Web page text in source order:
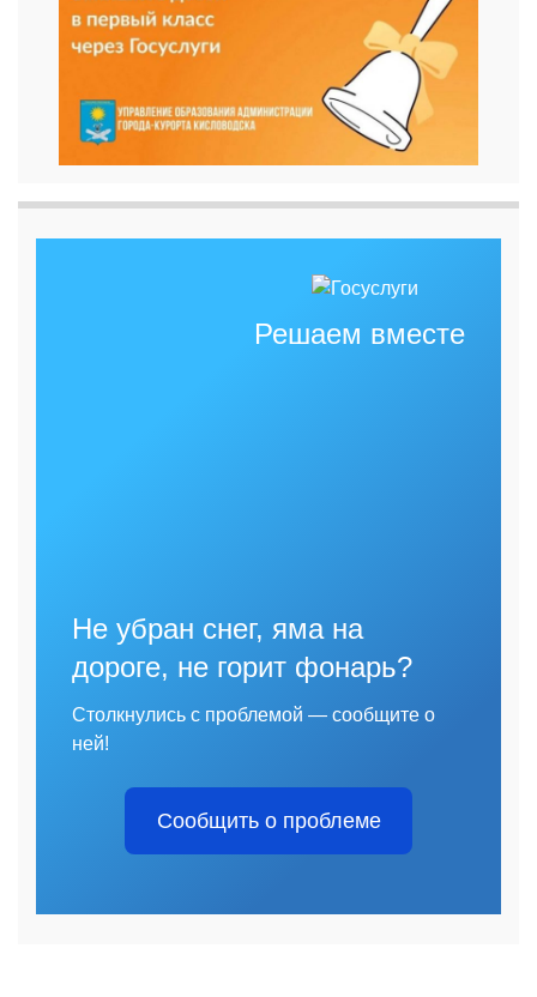
Решаем вместе
Не убран снег, яма на
дороге, не горит фонарь?
Столкнулись с проблемой — сообщите о
ней!
Сообщить о проблеме